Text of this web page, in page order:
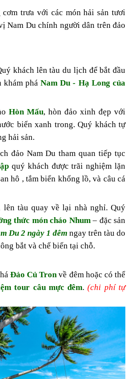
cơm trưa với các món hải sản tươi
Nam Du chính người dân trên đảo
khách lên tàu du lịch để bắt đầu
khám pháNam Du - Hạ Long của
Hòn Mấu, hòn đảo xinh đẹp với
biển xanh trong. Quý khách tự
hải sản.
đảo Nam Du tham quan tiếp tục
quý khách được trãi nghiệm lặn
hô , tắm biển khổng lồ, và câu cá
lên tàu quay về lại nhà nghỉ. Quý
thức món cháo Nhum– đặc sản
Du 2 ngày 1 đêm ngay trên tàu do
bắt và chế biến tại chỗ.
Đảo Củ Tron về đêm hoặc có thể
tour câu mực đêm.(chi phí tự